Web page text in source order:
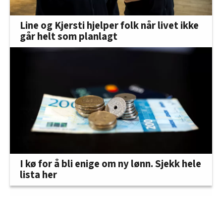
Line og Kjersti hjelper folk når livet ikke
går helt som planlagt
I kø for å bli enige om ny lønn. Sjekk hele
lista her